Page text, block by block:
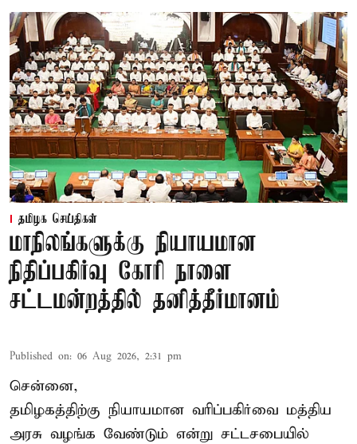
தமிழக செய்திகள்
மாநிலங்களுக்கு நியாயமான
நிதிப்பகிர்வு கோரி நாளை
சட்டமன்றத்தில் தனித்தீர்மானம்
Published on: 06 Aug 2026, 2:31 pm
சென்னை,
தமிழகத்திற்கு நியாயமான வரிப்பகிர்வை மத்திய
அரசு வழங்க வேண்டும் என்று சட்டசபையில்